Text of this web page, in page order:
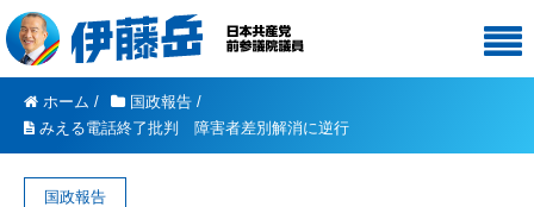
ホーム / 国政報告 /
みえる電話終了批判 障害者差別解消に逆行
国政報告